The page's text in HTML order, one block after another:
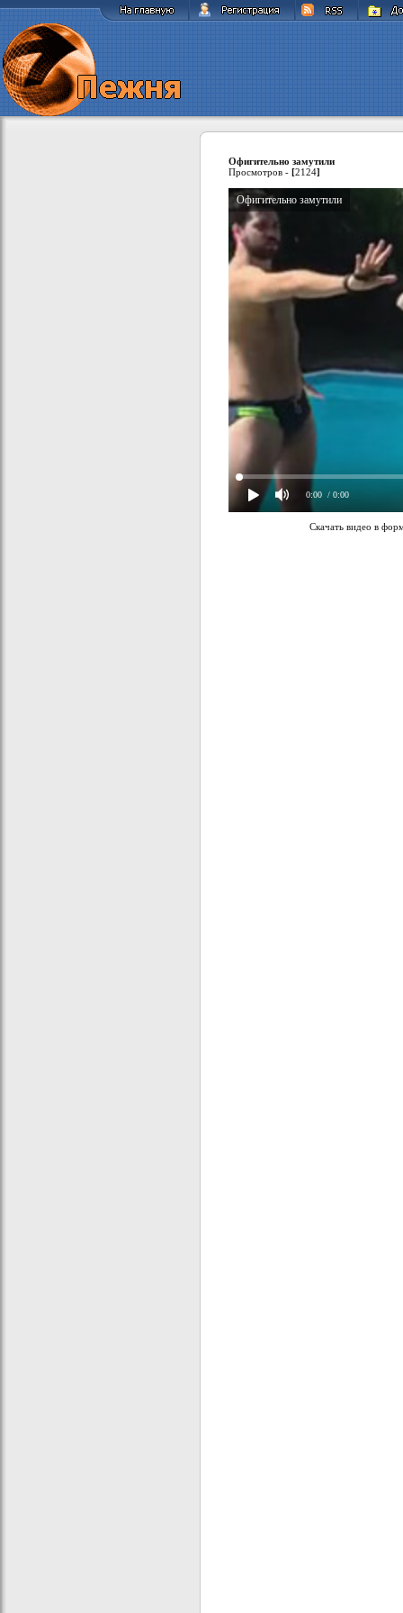
Офигительно замутили
Просмотров - [2124]
Офигительно замутили
0:00 / 0:00
Скачать видео в